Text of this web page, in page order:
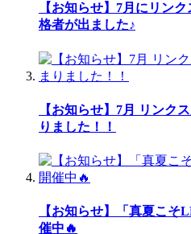
【お知らせ】7月にリン
格者が出ました♪
【お知らせ】7月 リンク
りました！！
【お知らせ】「真夏こそ
催中🔥